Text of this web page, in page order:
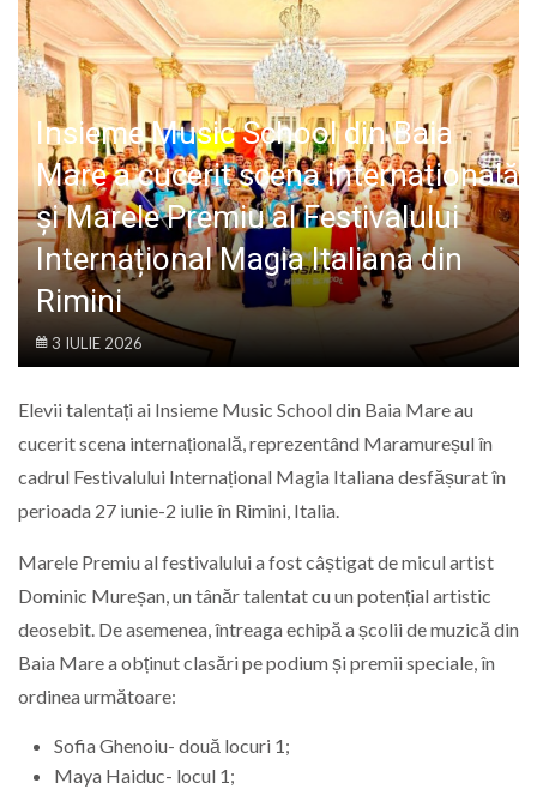
SPORT
SPECIAL
POLITIC
LIFE
Insieme Music School din Baia
Mare a cucerit scena internațională
și Marele Premiu al Festivalului
Internațional Magia Italiana din
Rimini
3 IULIE 2026
Elevii talentați ai Insieme Music School din Baia Mare au
cucerit scena internațională, reprezentând Maramureșul în
cadrul Festivalului Internațional Magia Italiana desfășurat în
perioada 27 iunie-2 iulie în Rimini, Italia.
Marele Premiu al festivalului a fost câștigat de micul artist
Dominic Mureșan, un tânăr talentat cu un potențial artistic
deosebit. De asemenea, întreaga echipă a școlii de muzică din
Baia Mare a obținut clasări pe podium și premii speciale, în
ordinea următoare:
Sofia Ghenoiu- două locuri 1;
Maya Haiduc- locul 1;